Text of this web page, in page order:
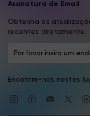
Assinatura de Email
Obtenha as
recentes diretamente.
Encontre-nos nestes